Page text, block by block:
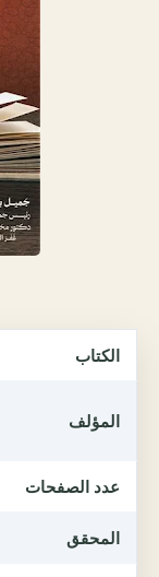
الكتاب
المؤلف
عدد الصفحات
المحقق